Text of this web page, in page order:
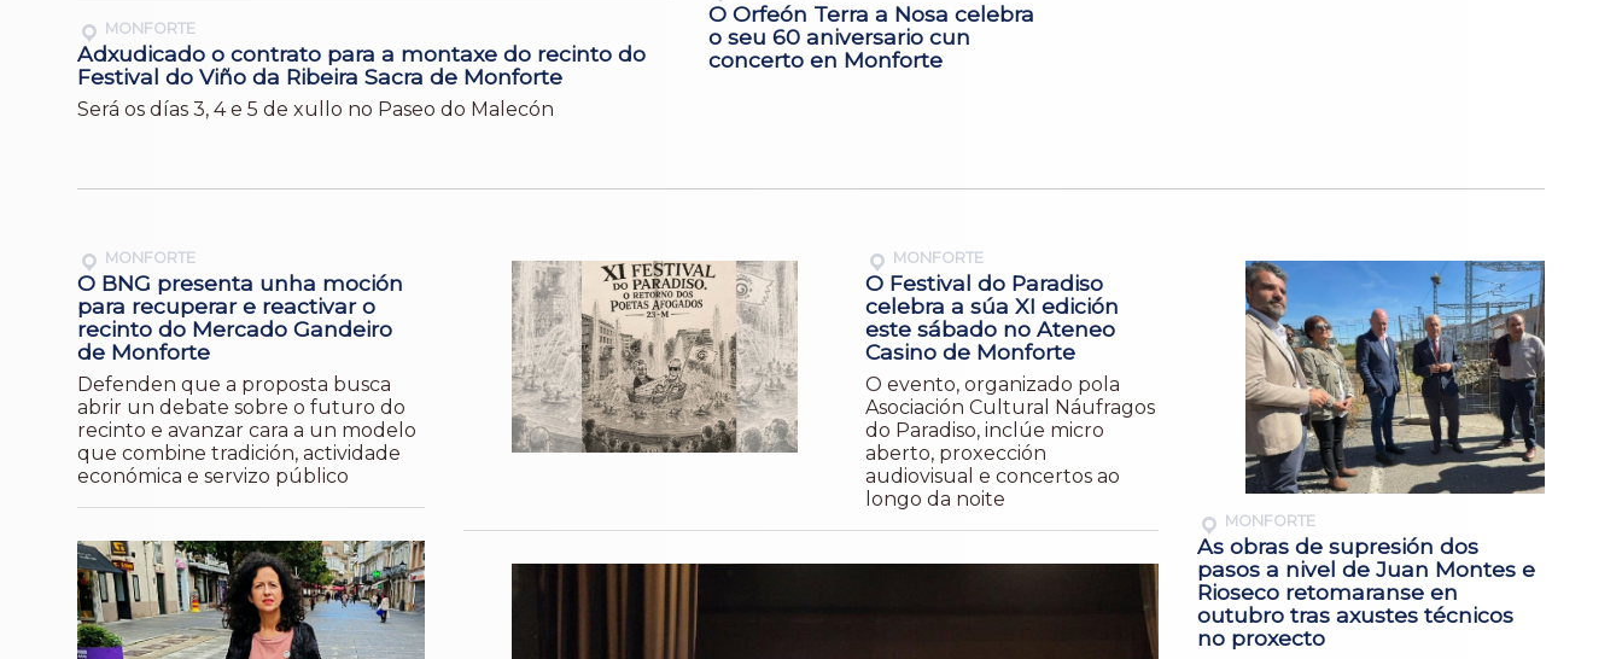
MONFORTE
Adxudicado o contrato para a montaxe do recinto do
Festival do Viño da Ribeira Sacra de Monforte
Será os días 3, 4 e 5 de xullo no Paseo do Malecón
O Orfeón Terra a Nosa celebra
o seu 60 aniversario cun
concerto en Monforte
MONFORTE
O BNG presenta unha moción
para recuperar e reactivar o
recinto do Mercado Gandeiro
de Monforte
Defenden que a proposta busca
abrir un debate sobre o futuro do
recinto e avanzar cara a un modelo
que combine tradición, actividade
económica e servizo público
MONFORTE
O Festival do Paradiso
celebra a súa XI edición
este sábado no Ateneo
Casino de Monforte
O evento, organizado pola
Asociación Cultural Náufragos
do Paradiso, inclúe micro
aberto, proxección
audiovisual e concertos ao
longo da noite
MONFORTE
As obras de supresión dos
pasos a nivel de Juan Montes e
Rioseco retomaranse en
outubro tras axustes técnicos
no proxecto